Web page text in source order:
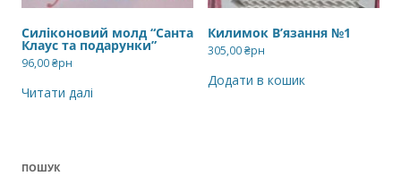
Силіконовий молд “Санта
Клаус та подарунки”
96,00₴рн
Читати далі
Килимок В’язання №1
305,00₴рн
Додати в кошик
ПОШУК